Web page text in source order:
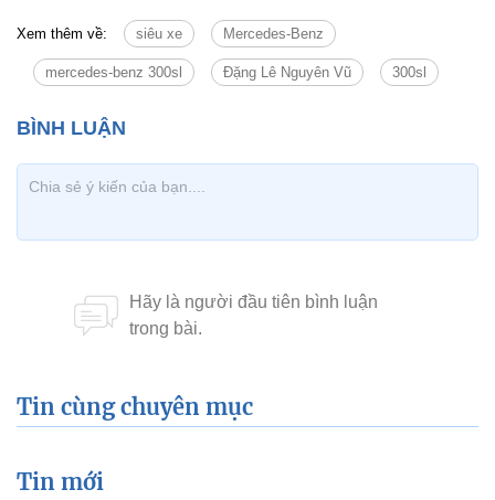
Xem thêm về: siêu xe Mercedes-Benz
mercedes-benz 300sl Đặng Lê Nguyên Vũ 300sl
Tin cùng chuyên mục
Tin mới